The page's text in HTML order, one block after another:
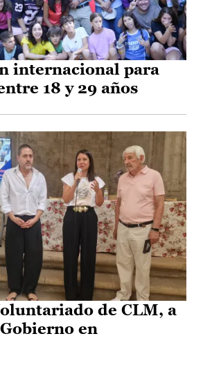
internacional para
18 y 29 años
de CLM, a
en